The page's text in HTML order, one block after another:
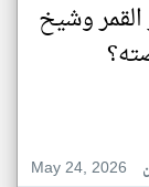
وشيخ
May 24, 2026